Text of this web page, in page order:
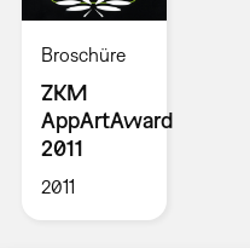
Broschüre
ZKM
AppArtAward
2011
2011